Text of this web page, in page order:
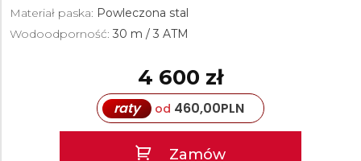
Materiał paska: Powleczona stal
Wodoodporność: 30 m / 3 ATM
4 600 zł
raty od 460,00PLN
Zamów